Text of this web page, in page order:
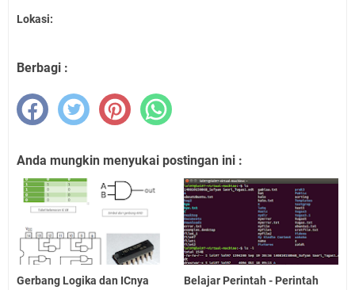
Lokasi:
Berbagi :
Anda mungkin menyukai postingan ini :
Gerbang Logika dan ICnya
Belajar Perintah - Perintah